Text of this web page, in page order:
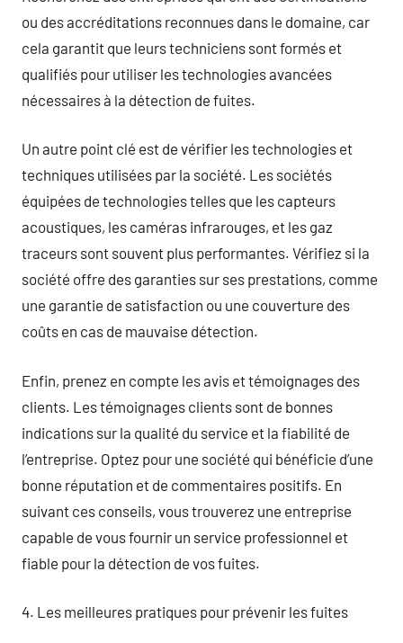
ou des accréditations reconnues dans le domaine, car
cela garantit que leurs techniciens sont formés et
qualifiés pour utiliser les technologies avancées
nécessaires à la détection de fuites.
Un autre point clé est de vérifier les technologies et
techniques utilisées par la société. Les sociétés
équipées de technologies telles que les capteurs
acoustiques, les caméras infrarouges, et les gaz
traceurs sont souvent plus performantes. Vérifiez si la
société offre des garanties sur ses prestations, comme
une garantie de satisfaction ou une couverture des
coûts en cas de mauvaise détection.
Enfin, prenez en compte les avis et témoignages des
clients. Les témoignages clients sont de bonnes
indications sur la qualité du service et la fiabilité de
l’entreprise. Optez pour une société qui bénéficie d’une
bonne réputation et de commentaires positifs. En
suivant ces conseils, vous trouverez une entreprise
capable de vous fournir un service professionnel et
fiable pour la détection de vos fuites.
4. Les meilleures pratiques pour prévenir les fuites